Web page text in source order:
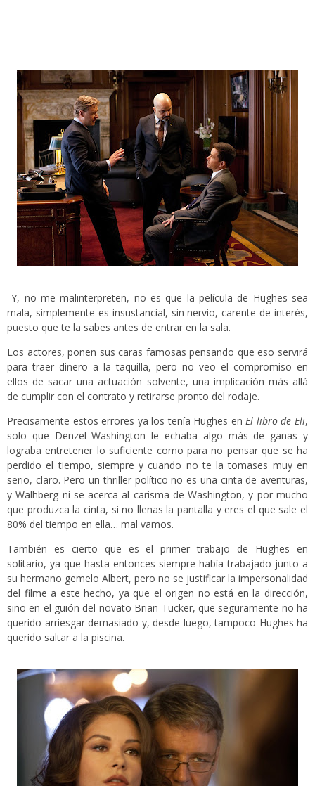
Y, no me malinterpreten, no es que la película de Hughes sea
mala, simplemente es insustancial, sin nervio, carente de interés,
puesto que te la sabes antes de entrar en la sala.
Los actores, ponen sus caras famosas pensando que eso servirá
para traer dinero a la taquilla, pero no veo el compromiso en
ellos de sacar una actuación solvente, una implicación más allá
de cumplir con el contrato y retirarse pronto del rodaje.
Precisamente estos errores ya los tenía Hughes enEl libro de Eli,
solo que Denzel Washington le echaba algo más de ganas y
lograba entretener lo suficiente como para no pensar que se ha
perdido el tiempo, siempre y cuando no te la tomases muy en
serio, claro. Pero un thriller político no es una cinta de aventuras,
y Walhberg ni se acerca al carisma de Washington, y por mucho
que produzca la cinta, si no llenas la pantalla y eres el que sale el
80% del tiempo en ella… mal vamos.
También es cierto que es el primer trabajo de Hughes en
solitario, ya que hasta entonces siempre había trabajado junto a
su hermano gemelo Albert, pero no se justificar la impersonalidad
del filme a este hecho, ya que el origen no está en la dirección,
sino en el guión del novato Brian Tucker, que seguramente no ha
querido arriesgar demasiado y, desde luego, tampoco Hughes ha
querido saltar a la piscina.